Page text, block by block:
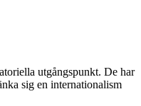
utgångspunkt. De har
sig en internationalism